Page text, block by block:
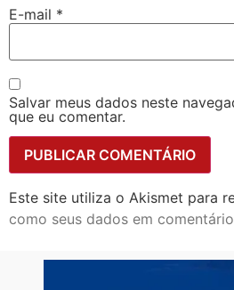
E-mail *
Salvar meus dados neste
que eu comentar.
Este site utiliza o Akismet para
como seus dados em